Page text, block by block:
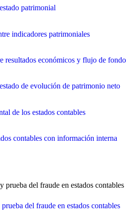
patrimonial
indicadores patrimoniales
resultados económicos y flujo de
de evolución de patrimonio neto
de los estados contables
contables con información interna
del fraude en estados contables
del fraude en estados contables